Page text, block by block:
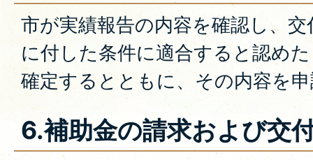
市が実績報告の内容を確認し、
に付した条件に適合すると認め
確定するとともに、その内容を
6.補助金の請求および交